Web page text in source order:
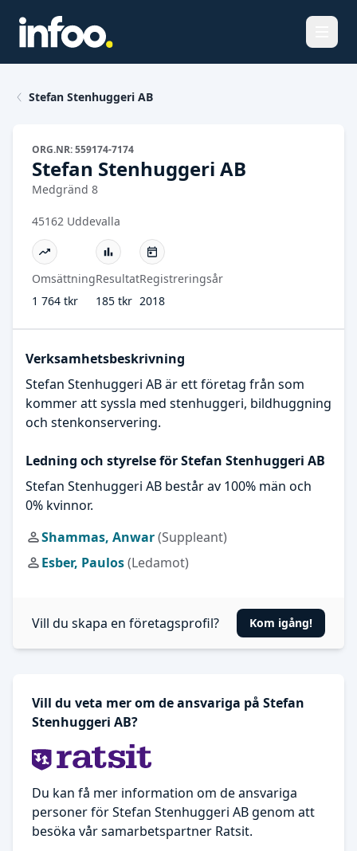
Stefan Stenhuggeri AB
ORG.NR: 559174-7174
Stefan Stenhuggeri AB
Medgränd 8
45162 Uddevalla
Omsättning
1 764 tkr
Resultat
185 tkr
Registreringsår
2018
Verksamhetsbeskrivning
Stefan Stenhuggeri AB är ett företag från som
kommer att syssla med stenhuggeri, bildhuggning
och stenkonservering.
Ledning och styrelse för Stefan Stenhuggeri AB
Stefan Stenhuggeri AB består av 100% män och
0% kvinnor.
Shammas, Anwar(Suppleant)
Esber, Paulos(Ledamot)
Vill du skapa en företagsprofil? Kom igång!
Vill du veta mer om de ansvariga på Stefan
Stenhuggeri AB?
Du kan få mer information om de ansvariga
personer för Stefan Stenhuggeri AB genom att
besöka vår samarbetspartner Ratsit.